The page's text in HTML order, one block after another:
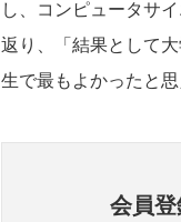
し、コンピュータサ
返り、「結果として
生で最もよかったと
会員